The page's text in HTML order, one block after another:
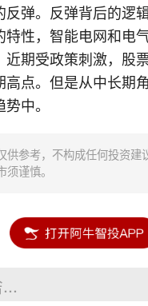
反弹。反弹背后的逻
特性，智能电网和电
近期受政策刺激，股
高点。但是从中长期
中。
供参考，不构成任何投资建
谨慎。